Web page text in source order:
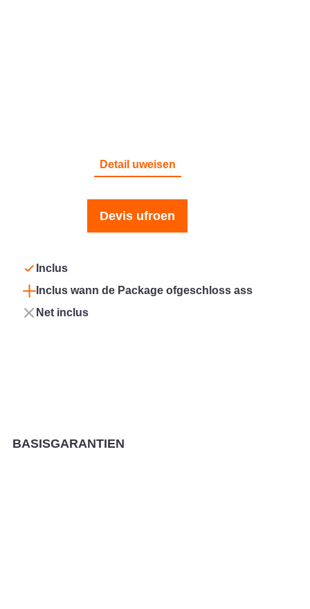
Detail uweisen
Devis ufroen
Inclus
Inclus wann de Package ofgeschloss ass
Net inclus
BASISGARANTIEN